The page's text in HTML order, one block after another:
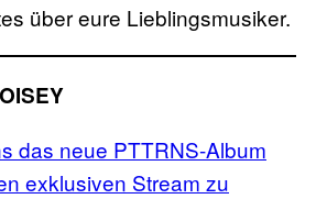
über eure Lieblingsmusiker.
das neue PTTRNS-Album
exklusiven Stream zu